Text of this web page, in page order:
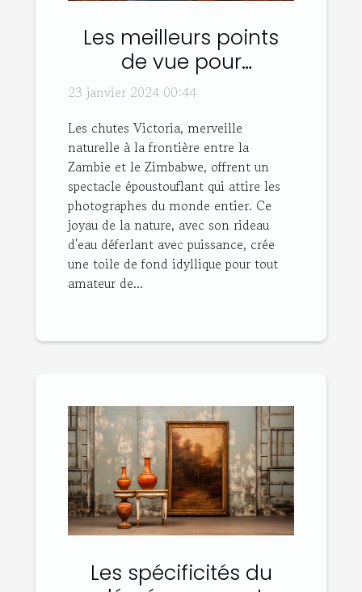
Les meilleurs points
de vue pour
photographier les
23 janvier 2024 00:44
Les chutes Victoria, merveille
naturelle à la frontière entre la
Zambie et le Zimbabwe, offrent un
spectacle époustouflant qui attire les
photographes du monde entier. Ce
joyau de la nature, avec son rideau
d'eau déferlant avec puissance, crée
une toile de fond idyllique pour tout
amateur de...
Les spécificités du